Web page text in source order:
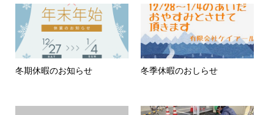
冬期休暇のお知らせ 冬季休暇のおしらせ